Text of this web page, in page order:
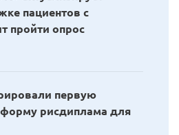
пациентов с
пройти опрос
первую
рисдиплама для